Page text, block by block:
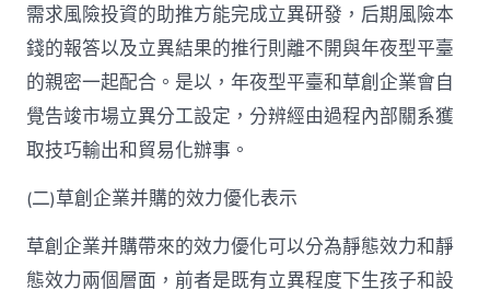
需求風險投資的助推方能完成立異研發，后期風險本
錢的報答以及立異結果的推行則離不開與年夜型平臺
的親密一起配合。是以，年夜型平臺和草創企業會自
覺告竣市場立異分工設定，分辨經由過程內部關系獲
取技巧輸出和貿易化辦事。
(二)草創企業并購的效力優化表示
草創企業并購帶來的效力優化可以分為靜態效力和靜
態效力兩個層面，前者是既有立異程度下生孩子和設